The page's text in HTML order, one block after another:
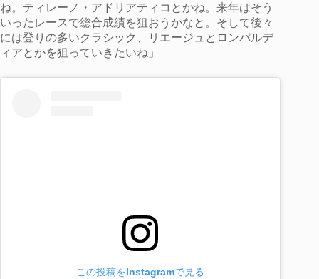
ね。ティレーノ・アドリアティコとかね。来年はそう
いったレースで総合成績を狙おうかなと。そして後々
には登りの多いクラシック、リエージュとロンバルデ
ィアとかを狙っていきたいね」
この投稿をInstagramで見る